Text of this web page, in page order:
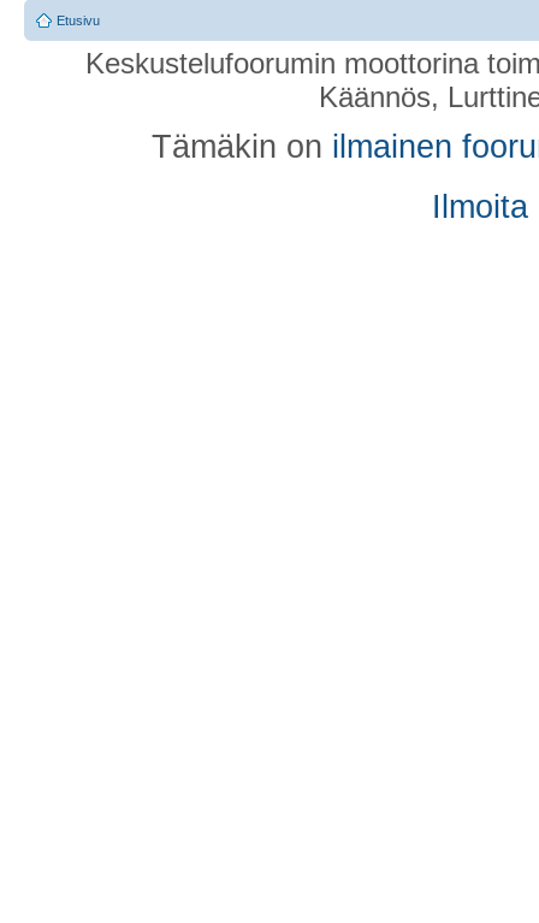
Etusivu
Keskustelufoorumin moottorina
Käännös,
Tämäkin on ilmainen